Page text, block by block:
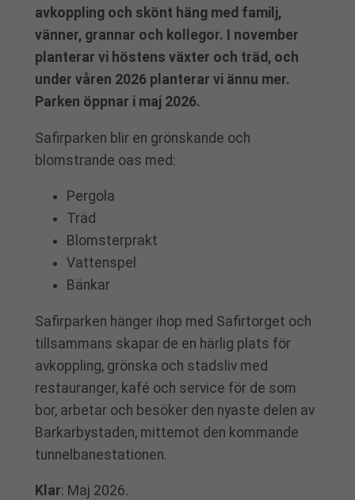
avkoppling och skönt häng med familj,
vänner, grannar och kollegor. I november
planterar vi höstens växter och träd, och
under våren 2026 planterar vi ännu mer.
Parken öppnar i maj 2026.
Safirparken blir en grönskande och
blomstrande oas med:
Pergola
Träd
Blomsterprakt
Vattenspel
Bänkar
Safirparken hänger ihop med Safirtorget och
tillsammans skapar de en härlig plats för
avkoppling, grönska och stadsliv med
restauranger, kafé och service för de som
bor, arbetar och besöker den nyaste delen av
Barkarbystaden, mittemot den kommande
tunnelbanestationen.
Klar: Maj 2026.